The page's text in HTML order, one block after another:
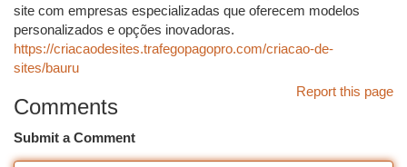
site com empresas especializadas que oferecem modelos
personalizados e opções inovadoras.
https://criacaodesites.trafegopagopro.com/criacao-de-
sites/bauru
Report this page
Comments
Submit a Comment